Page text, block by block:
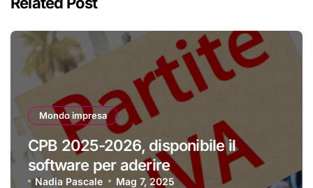
Mondo impresa
CPB 2025-2026, disponibile il
software per aderire
Nadia Pascale Mag 7, 2025